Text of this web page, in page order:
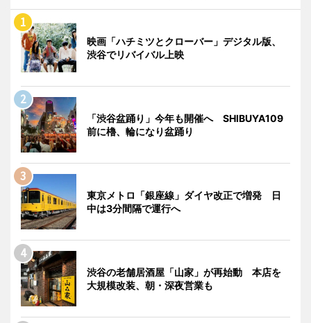
映画「ハチミツとクローバー」デジタル版、
渋谷でリバイバル上映
「渋谷盆踊り」今年も開催へ SHIBUYA109
前に櫓、輪になり盆踊り
東京メトロ「銀座線」ダイヤ改正で増発 日
中は3分間隔で運行へ
渋谷の老舗居酒屋「山家」が再始動 本店を
大規模改装、朝・深夜営業も